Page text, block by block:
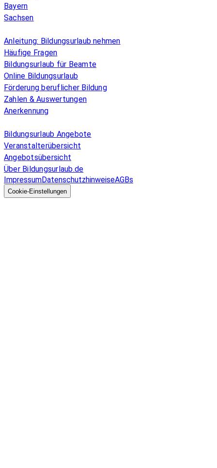
Bayern
Sachsen
Anleitung: Bildungsurlaub nehmen
Häufige Fragen
Bildungsurlaub für Beamte
Online Bildungsurlaub
Förderung beruflicher Bildung
Zahlen & Auswertungen
Anerkennung
Bildungsurlaub Angebote
Veranstalterübersicht
Angebotsübersicht
Über Bildungsurlaub.de
ImpressumDatenschutzhinweiseAGBs
Cookie-Einstellungen